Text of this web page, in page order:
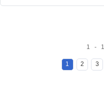
1 -
1 2 3